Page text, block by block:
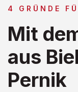
4 GRÜNDE
Mit
aus
Pernik